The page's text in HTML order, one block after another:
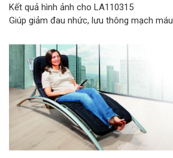
Kết quả hình ảnh cho LA110315
Giúp giảm đau nhức, lưu thông mạch máu